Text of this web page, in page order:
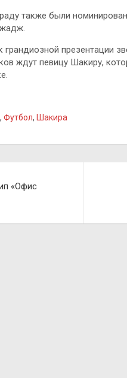
также были
грандиозной презентации
ждут певицу Шакиру,
, Футбол, Шакира
«Офис